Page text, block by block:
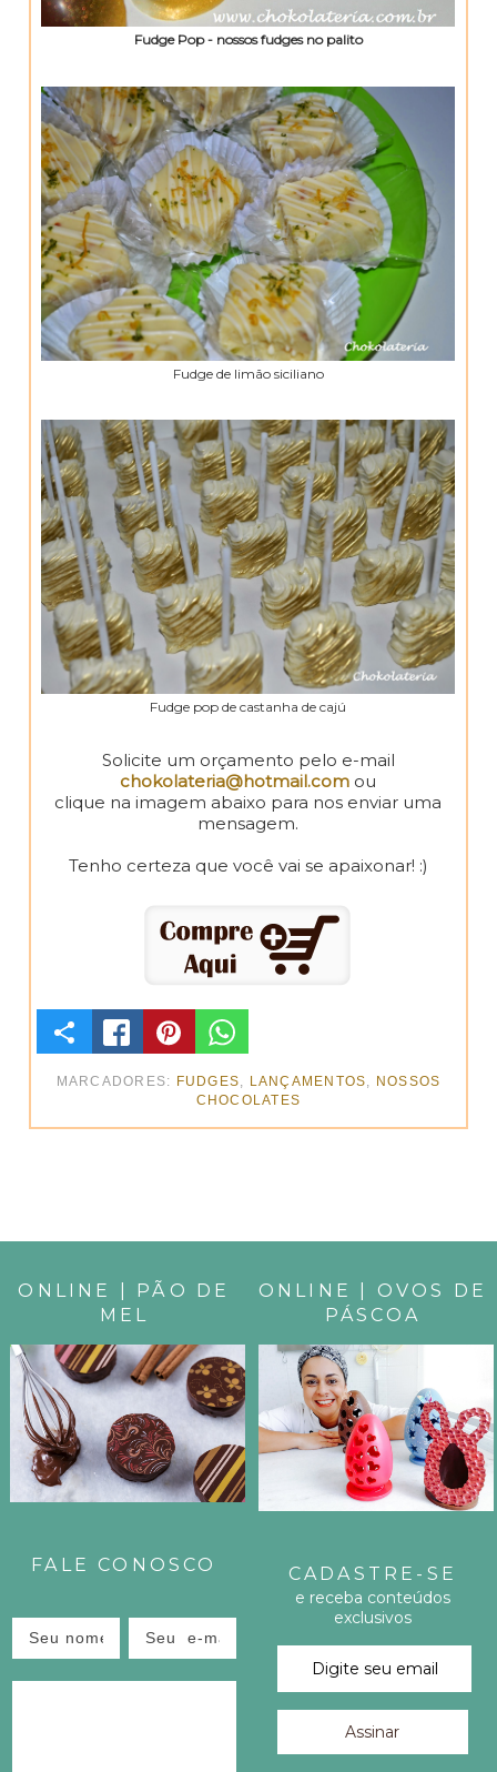
Fudge Pop - nossos fudges no palito
Fudge de limão siciliano
Fudge pop de castanha de cajú
Solicite um orçamento pelo e-mail
chokolateria@hotmail.com ou
clique na imagem abaixo para nos enviar uma
mensagem.
Tenho certeza que você vai se apaixonar! :)
C
T
I
L
H
E
S
MARCADORES: FUDGES, LANÇAMENTOS, NOSSOS
CHOCOLATES
ONLINE | PÃO DE
MEL
FALE CONOSCO
ONLINE | OVOS DE
PÁSCOA
CADASTRE-SE
e receba conteúdos
exclusivos